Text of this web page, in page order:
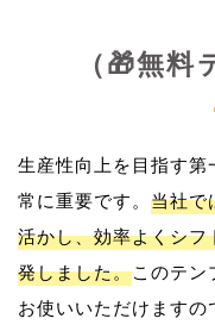
（🎁無料
生産性向上を目指す
常に重要です。 当社で
活かし、効率よくシ
発しました。このテン
お使いいただけますの